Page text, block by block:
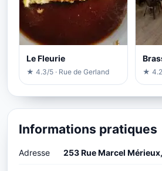
Le Fleurie
★ 4.3/5 · Rue de Gerland ★
Informations pratiques
Adresse 253 Rue Marcel